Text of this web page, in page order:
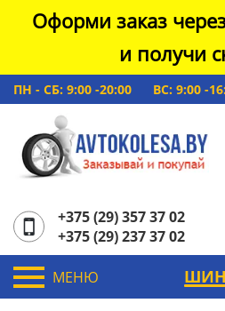
Оформи заказ
и получи
ПН - СБ: 9:00 -20:00 ВС: 9:00 -
+375 (29) 357 37 02
+375 (29) 237 37 02
МЕНЮ